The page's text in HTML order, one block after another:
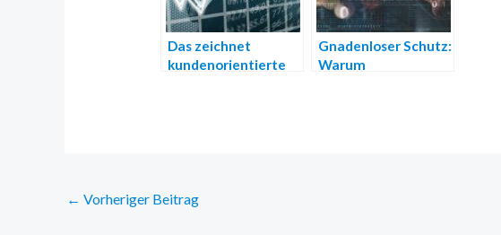
Das zeichnet
kundenorientierte
Gnadenloser Schutz:
Warum
← Vorheriger Beitrag